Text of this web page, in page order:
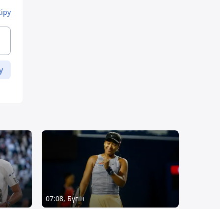
07:08, Бүгін